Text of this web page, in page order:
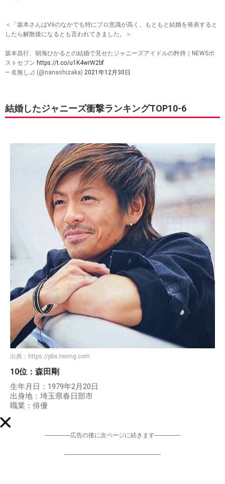
＜「坂本さんはV6のなかでも特にプロ意識が高く、もともと結婚を発表すると
したら解散後になるとも言われてきました。＞
坂本昌行、朝海ひかるとの結婚で見せたジャニーズアイドルの矜持｜NEWSポ
ストセブン https://t.co/u1K4wrW2bf
— 名無し⊿ (@nanashizaka) 2021年12月30日
結婚したジャニーズ衝撃ランキングTOP10-6
出典： https://pbs.twimg.com
10位：森田剛
生年月日：1979年2月20日
出身地：埼玉県春日部市
職業：俳優
-----------------広告の後に次ページに続きます-----------------
----------------------------------------------------------------